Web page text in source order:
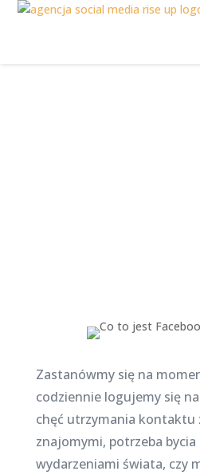
Zastanówmy się na
codziennie logujemy się
chęć utrzymania kontaktu
znajomymi, potrzeba bycia
wydarzeniami świata, czy